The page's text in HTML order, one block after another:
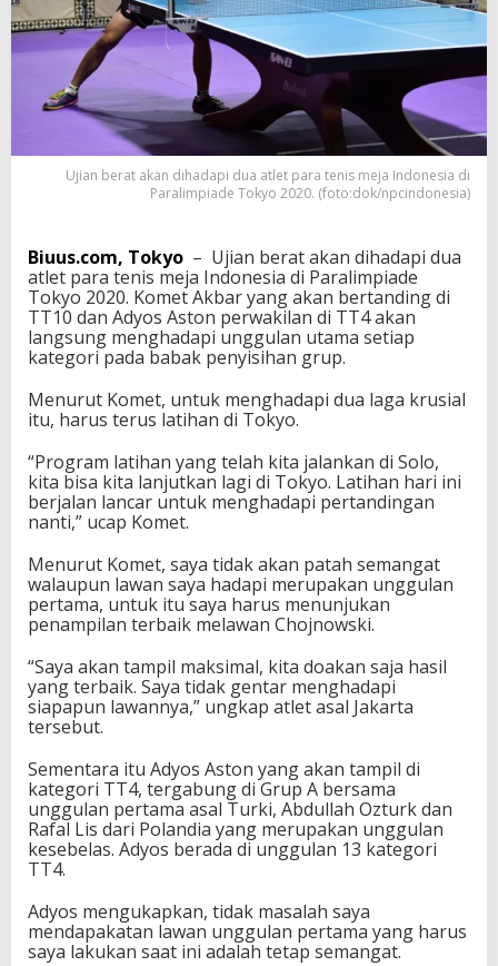
m
p
i
M
a
s
i
m
,
H
a
d
a
p
i
U
n
g
u
l
a
e
r
t
a
a
P
a
T
e
n
i
s
Ujian berat akan dihadapi dua atlet para tenis meja Indonesia di
Paralimpiade Tokyo 2020. (foto:dok/npcindonesia)
Biuus.com, Tokyo – Ujian berat akan dihadapi dua
atlet para tenis meja Indonesia di Paralimpiade
Tokyo 2020. Komet Akbar yang akan bertanding di
TT10 dan Adyos Aston perwakilan di TT4 akan
langsung menghadapi unggulan utama setiap
kategori pada babak penyisihan grup.
Menurut Komet, untuk menghadapi dua laga krusial
itu, harus terus latihan di Tokyo.
“Program latihan yang telah kita jalankan di Solo,
kita bisa kita lanjutkan lagi di Tokyo. Latihan hari ini
berjalan lancar untuk menghadapi pertandingan
nanti,” ucap Komet.
Menurut Komet, saya tidak akan patah semangat
walaupun lawan saya hadapi merupakan unggulan
pertama, untuk itu saya harus menunjukan
penampilan terbaik melawan Chojnowski.
“Saya akan tampil maksimal, kita doakan saja hasil
yang terbaik. Saya tidak gentar menghadapi
siapapun lawannya,” ungkap atlet asal Jakarta
tersebut.
Sementara itu Adyos Aston yang akan tampil di
kategori TT4, tergabung di Grup A bersama
unggulan pertama asal Turki, Abdullah Ozturk dan
Rafal Lis dari Polandia yang merupakan unggulan
kesebelas. Adyos berada di unggulan 13 kategori
TT4.
Adyos mengukapkan, tidak masalah saya
mendapakatan lawan unggulan pertama yang harus
saya lakukan saat ini adalah tetap semangat.